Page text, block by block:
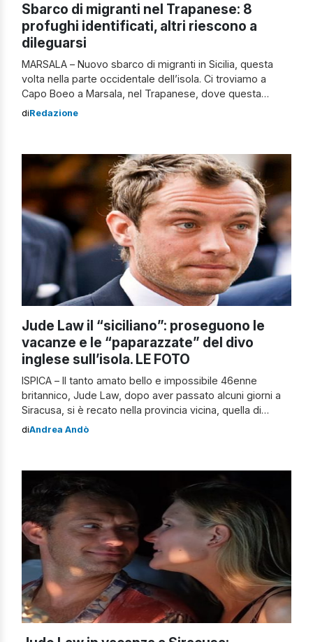
Sbarco di migranti nel Trapanese: 8
profughi identificati, altri riescono a
dileguarsi
MARSALA – Nuovo sbarco di migranti in Sicilia, questa
volta nella parte occidentale dell’isola. Ci troviamo a
Capo Boeo a Marsala, nel Trapanese, dove questa
mattina alle 6,30 sono arrivati su un’imbarcazione a
Gli altri invece si sono dileguati […]
diRedazione
Jude Law il “siciliano”: proseguono le
vacanze e le “paparazzate” del divo
inglese sull’isola. LE FOTO
ISPICA – Il tanto amato bello e impossibile 46enne
britannico, Jude Law, dopo aver passato alcuni giorni a
Siracusa, si è recato nella provincia vicina, quella di
Ragusa. Oggi l’attore londinese ha trascorso la giornata,
Michelin di Ragusa Ibla, ha […]
diAndrea Andò